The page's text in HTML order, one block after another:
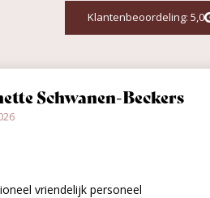
Klantenbeoordeling: 5,0
Schwanen-Beckers
vriendelijk personeel